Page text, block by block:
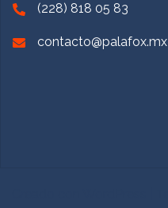
(228) 818 05 83
contacto@palafox.mx